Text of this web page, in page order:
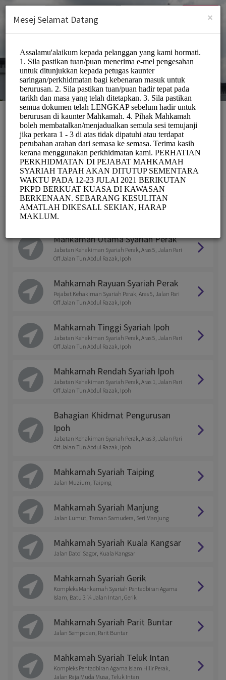
DAFTAR
APLIKASI JANJI TEMU
ONLINE JKSPk
Officials/Government
Pilih Lokasi:
Mahkamah Utama Syariah Perak
Jabatan Kehakiman Syariah Perak, Aras 5, Jalan Pari
Off Jalan Tun Abdul Razak, Ipoh
Mahkamah Rayuan Syariah Perak
Pejabat Kehakiman Syariah Perak, Aras 5, Jalan Pari
Off Jalan Tun Abdul Razak, Ipoh
Mahkamah Tinggi Syariah Ipoh
Jabatan Kehakiman Syariah Perak, Aras 5, Jalan Pari
Off Jalan Tun Abdul Razak, Ipoh
Mahkamah Rendah Syariah Ipoh
Jabatan Kehakiman Syariah Perak, Aras 1, Jalan Pari
Off Jalan Tun Abdul Razak, Ipoh
Bahagian Khidmat Pengurusan
Ipoh
Jabatan Kehakiman Syariah Perak, Aras 3, Jalan Pari
Off Jalan Tun Abdul Razak, Ipoh
Mahkamah Syariah Taiping
Jalan Muzium, Taiping
Mahkamah Syariah Manjung
Jalan Lumut, Taman Samudera, Seri Manjung
Mahkamah Syariah Kuala Kangsar
Jalan Dato' Sagor, Kuala Kangsar
Mahkamah Syariah Gerik
Kompleks Mahkamah Syariah Pentadbiran Agama
Islam, Batu 3 ¼ Jalan Intan, Gerik
Mahkamah Syariah Parit Buntar
Jalan Sempadan, Parit Buntar
Mahkamah Syariah Teluk Intan
Kompleks Pentadbiran Agama Islam Hilir Perak,
Jalan Raja Muda Musa, Teluk Intan
×
Mesej Selamat Datang